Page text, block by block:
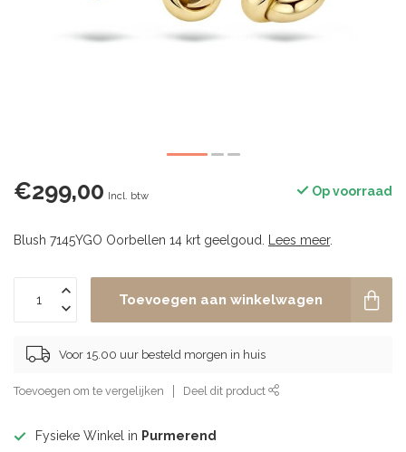
€299,00 Incl. btw Op voorraad
Blush 7145YGO Oorbellen 14 krt geelgoud. Lees meer.
Toevoegen aan winkelwagen
Voor 15.00 uur besteld morgen in huis
Toevoegen om te vergelijken Deel dit product
Fysieke Winkel in Purmerend